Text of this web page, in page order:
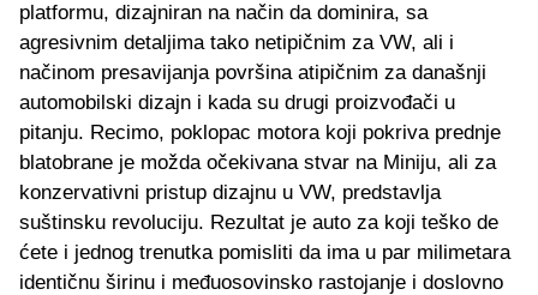
platformu, dizajniran na način da dominira, sa
agresivnim detaljima tako netipičnim za VW, ali i
načinom presavijanja površina atipičnim za današnji
automobilski dizajn i kada su drugi proizvođači u
pitanju. Recimo, poklopac motora koji pokriva prednje
blatobrane je možda očekivana stvar na Miniju, ali za
konzervativni pristup dizajnu u VW, predstavlja
suštinsku revoluciju. Rezultat je auto za koji teško de
ćete i jednog trenutka pomisliti da ima u par milimetara
identičnu širinu i međuosovinsko rastojanje i doslovno